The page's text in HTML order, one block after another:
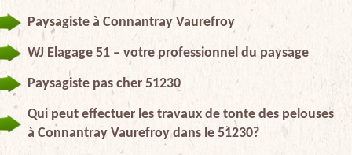
Paysagiste à Connantray Vaurefroy
WJ Elagage 51 – votre professionnel du paysage
Paysagiste pas cher 51230
Qui peut effectuer les travaux de tonte des pelouses
à Connantray Vaurefroy dans le 51230?